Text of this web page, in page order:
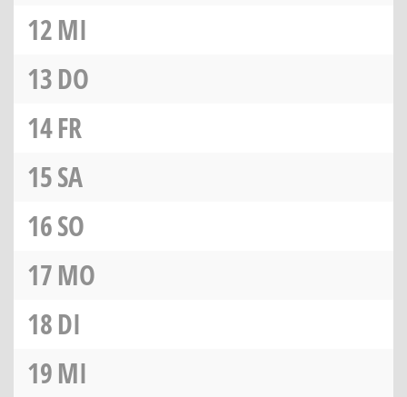
12MI
13DO
14FR
15SA
16SO
17MO
18DI
19MI